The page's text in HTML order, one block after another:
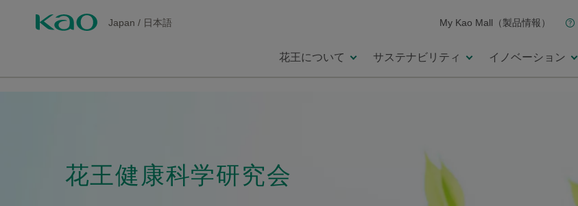
Japan / 日本語 My Kao Mall（製品情報）
花王について サステナビリティ イノベーション
花王健康科学研究会